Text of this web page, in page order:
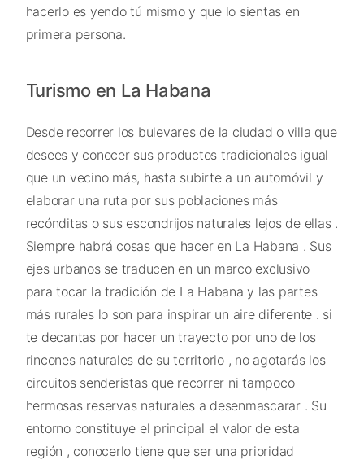
hacerlo es yendo tú mismo y que lo sientas en
primera persona.
Turismo en La Habana
Desde recorrer los bulevares de la ciudad o villa que
desees y conocer sus productos tradicionales igual
que un vecino más, hasta subirte a un automóvil y
elaborar una ruta por sus poblaciones más
recónditas o sus escondrijos naturales lejos de ellas .
Siempre habrá cosas que hacer en La Habana . Sus
ejes urbanos se traducen en un marco exclusivo
para tocar la tradición de La Habana y las partes
más rurales lo son para inspirar un aire diferente . si
te decantas por hacer un trayecto por uno de los
rincones naturales de su territorio , no agotarás los
circuitos senderistas que recorrer ni tampoco
hermosas reservas naturales a desenmascarar . Su
entorno constituye el principal el valor de esta
región , conocerlo tiene que ser una prioridad